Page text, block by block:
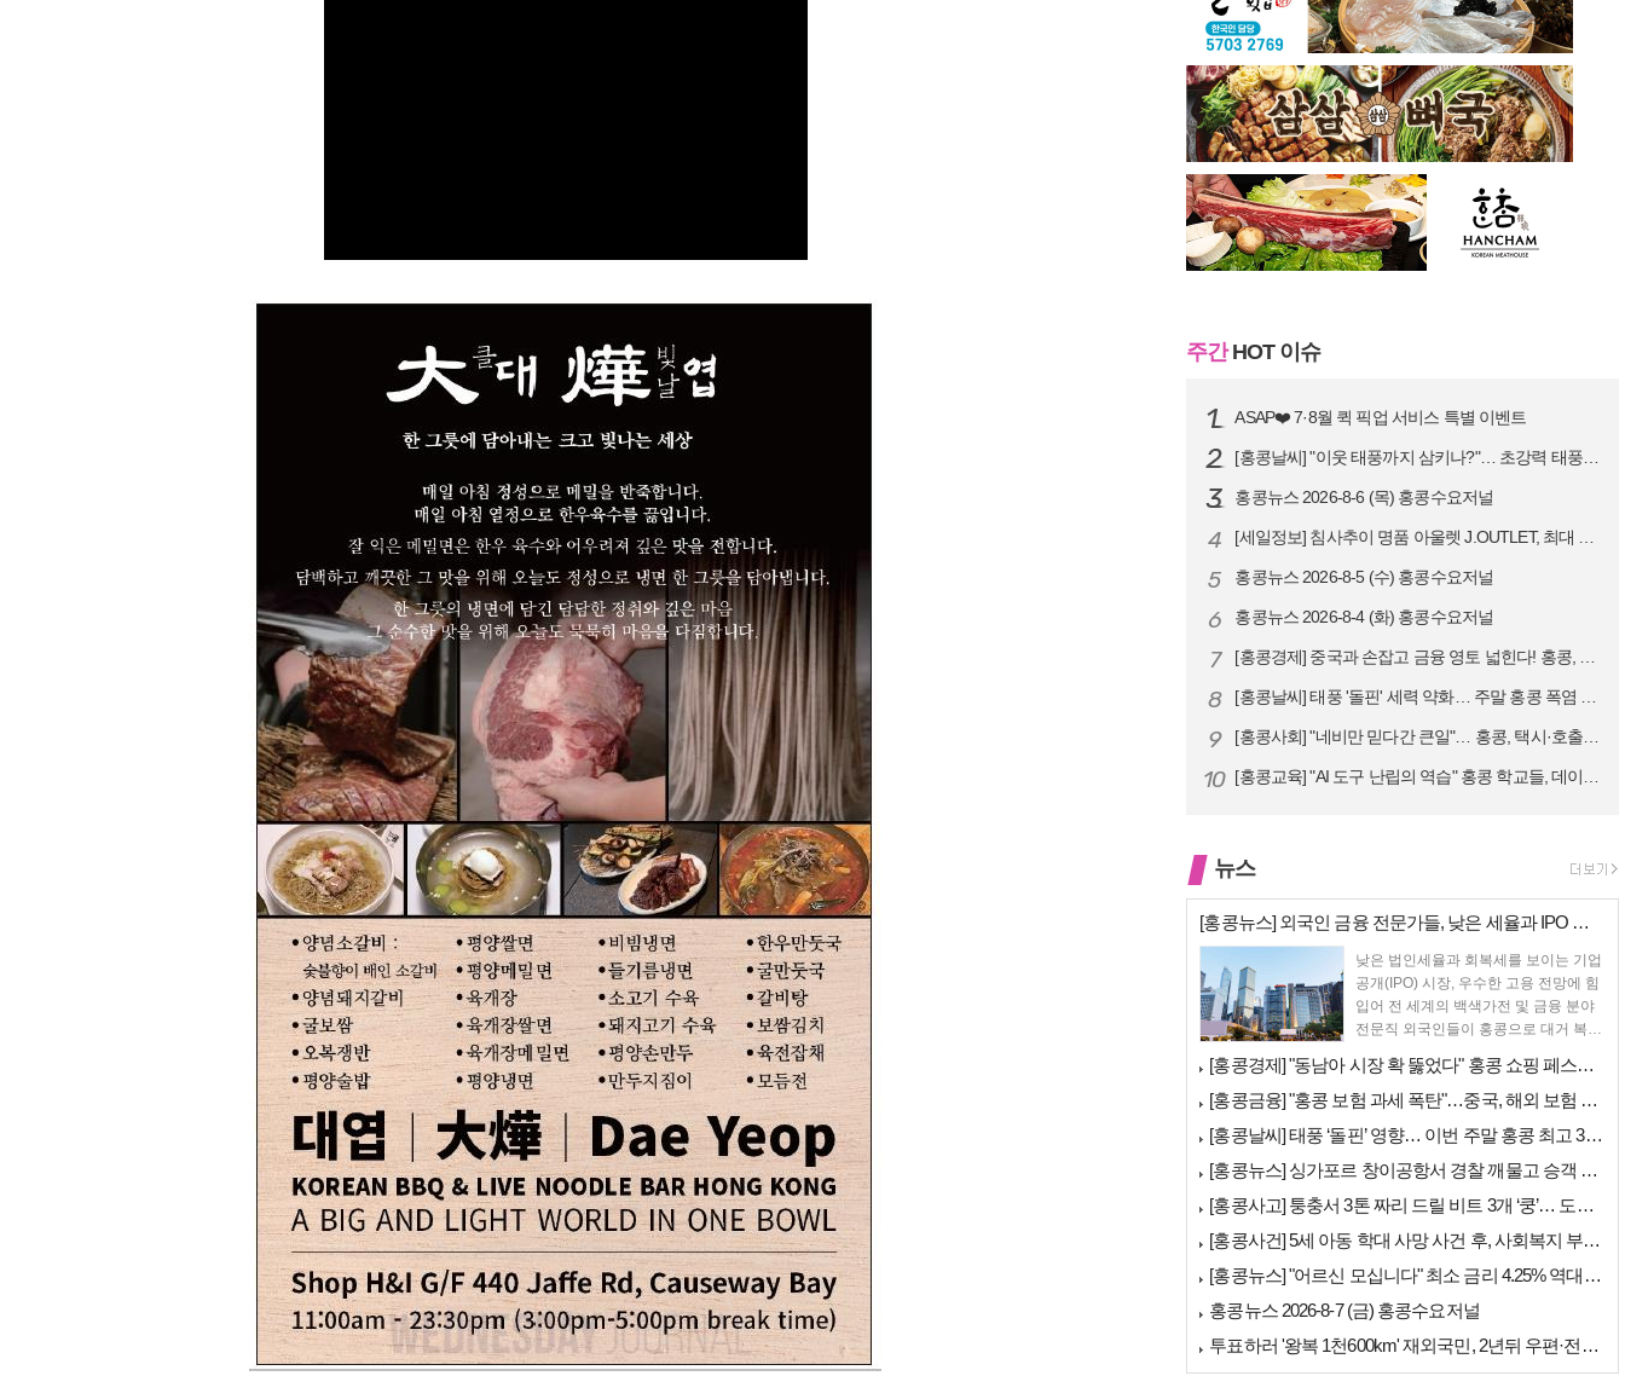
주간HOT 이슈
ASAP❤️ 7·8월 퀵 픽업 서비스 특별 이벤트
[홍콩날씨] "이웃 태풍까지 삼키나?"… 초강력 태풍 '돌핀' 세력 재확…
홍콩뉴스 2026-8-6 (목) 홍콩수요저널
4 [세일정보] 침사추이 명품 아울렛 J.OUTLET, 최대 90% 빅 세일…
5 홍콩뉴스 2026-8-5 (수) 홍콩수요저널
6 홍콩뉴스 2026-8-4 (화) 홍콩수요저널
7 [홍콩경제] 중국과 손잡고 금융 영토 넓힌다! 홍콩, 10대 신규 정책 …
8 [홍콩날씨] 태풍 '돌핀' 세력 약화… 주말 홍콩 폭염 예고
9 [홍콩사회] "네비만 믿다간 큰일"… 홍콩, 택시·호출차 통합 시험 도입…
10 [홍콩교육] "AI 도구 난립의 역습" 홍콩 학교들, 데이터 고립에 교육…
뉴스
[홍콩뉴스] 외국인 금융 전문가들, 낮은 세율과 IPO 시장 회복에 홍콩…
낮은 법인세율과 회복세를 보이는 기업
공개(IPO) 시장, 우수한 고용 전망에 힘
입어 전 세계의 백색가전 및 금융 분야
전문직 외국인들이 홍콩으로 대거 복귀
[홍콩경제] "동남아 시장 확 뚫었다" 홍콩 쇼핑 페스티벌, 매출 대박 …
[홍콩금융] "홍콩 보험 과세 폭탄"…중국, 해외 보험 수익에 20% 세…
[홍콩날씨] 태풍 ‘돌핀’ 영향… 이번 주말 홍콩 최고 36도 폭염 비상
[홍콩뉴스] 싱가포르 창이공항서 경찰 깨물고 승객 폭행한 홍콩 모자, 결…
[홍콩사고] 퉁충서 3톤 짜리 드릴 비트 3개 ‘쿵’… 도로 파손·교통 …
[홍콩사건] 5세 아동 학대 사망 사건 후, 사회복지 부서에 내부 검토 …
[홍콩뉴스] "어르신 모십니다" 최소 금리 4.25% 역대급 혜택, 홍콩…
홍콩뉴스 2026-8-7 (금) 홍콩수요저널
투표하러 '왕복 1천600km' 재외국민, 2년뒤 우편·전자투표 할까